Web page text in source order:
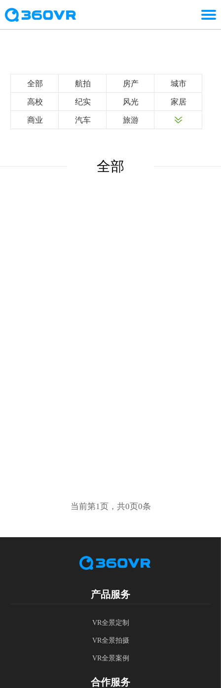
全部 航拍 房产 城市
高校 纪实 风光 家居
商业 汽车 旅游
全部
当前第1页，共0页0条
产品服务
VR全景定制
VR全景拍摄
VR全景案例
合作服务